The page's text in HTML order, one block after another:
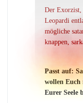
Der
Leopardi
mögliche
knappen,
Passt auf:
wollen Euch
Eurer Seele